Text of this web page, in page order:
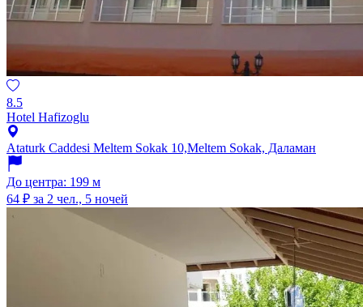
8.5
Hotel Hafizoglu
Ataturk Caddesi Meltem Sokak 10,Meltem Sokak, Даламан
До центра: 199 м
64 ₽ за 2 чел., 5 ночей